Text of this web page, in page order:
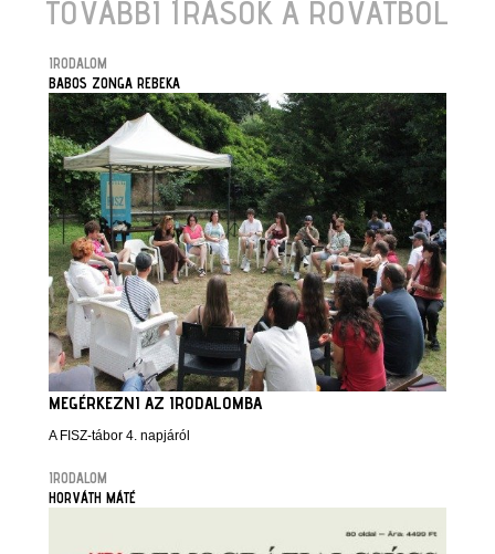
TOVÁBBI ÍRÁSOK A ROVATBÓL
IRODALOM
BABOS ZONGA REBEKA
MEGÉRKEZNI AZ IRODALOMBA
A FISZ-tábor 4. napjáról
IRODALOM
HORVÁTH MÁTÉ